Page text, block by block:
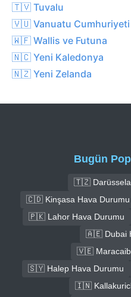
🇹🇻 Tuvalu
🇻🇺 Vanuatu Cumhuriyeti
🇼🇫 Wallis ve Futuna
🇳🇨 Yeni Kaledonya
🇳🇿 Yeni Zelanda
Bugün
🇹🇿
🇨🇩 Kinşasa Hava Durumu
🇵🇰 Lahor Hava Durumu
🇦🇪 Dubai
🇻🇪
🇸🇾 Halep Hava Durumu
🇮🇳